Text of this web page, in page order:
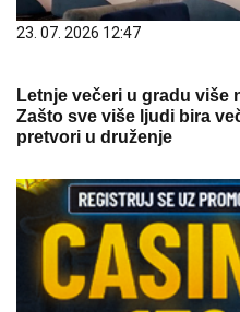
23. 07. 2026 12:47
Letnje večeri u gradu više
Zašto sve više ljudi bira
pretvori u druženje